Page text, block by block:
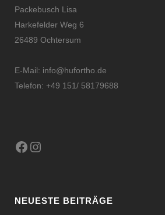
Packebusch Lisa
Harkefelder Weg 6
26489 Ochtersum
E-Mail: info@hufortho.de
Telefon: +49 151/ 58179688
Facebook
Instagram
NEUESTE BEITRÄGE